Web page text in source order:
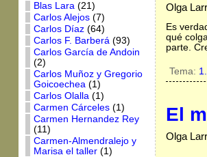
Blas Lara(21)
Carlos Alejos(7)
Carlos Díaz(64)
Carlos F. Barberá(93)
Carlos García de Andoin
(2)
Carlos Muñoz y Gregorio
Goicoechea(1)
Carlos Olalla(1)
Carmen Cárceles(1)
Carmen Hernandez Rey
(11)
Carmen-Almendralejo y
Marisa el taller(1)
Olga
Es
qué
parte.
Tema:
El
Olga